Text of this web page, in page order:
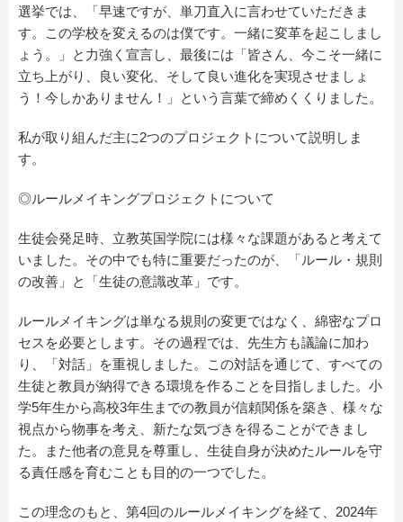
選挙では、「早速ですが、単刀直入に言わせていただきま
す。この学校を変えるのは僕です。一緒に変革を起こしまし
ょう。」と力強く宣言し、最後には「皆さん、今こそ一緒に
立ち上がり、良い変化、そして良い進化を実現させましょ
う！今しかありません！」という言葉で締めくくりました。
私が取り組んだ主に2つのプロジェクトについて説明しま
す。
◎ルールメイキングプロジェクトについて
生徒会発足時、立教英国学院には様々な課題があると考えて
いました。その中でも特に重要だったのが、「ルール・規則
の改善」と「生徒の意識改革」です。
ルールメイキングは単なる規則の変更ではなく、綿密なプロ
セスを必要とします。その過程では、先生方も議論に加わ
り、「対話」を重視しました。この対話を通じて、すべての
生徒と教員が納得できる環境を作ることを目指しました。小
学5年生から高校3年生までの教員が信頼関係を築き、様々な
視点から物事を考え、新たな気づきを得ることができまし
た。また他者の意見を尊重し、生徒自身が決めたルールを守
る責任感を育むことも目的の一つでした。
この理念のもと、第4回のルールメイキングを経て、2024年